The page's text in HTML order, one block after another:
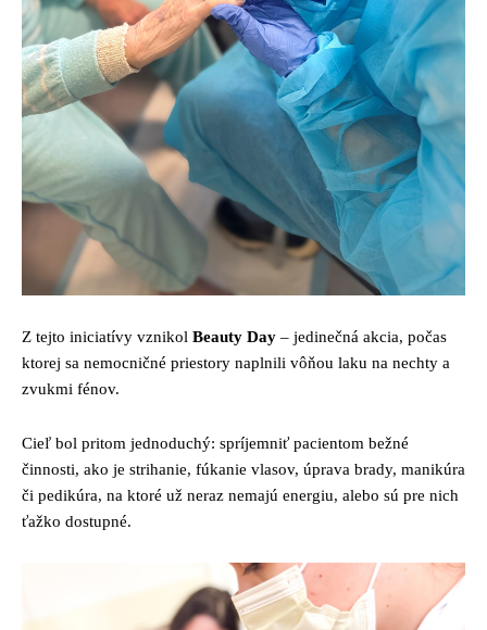
Z tejto iniciatívy vznikol Beauty Day – jedinečná akcia, počas
ktorej sa nemocničné priestory naplnili vôňou laku na nechty a
zvukmi fénov.
Cieľ bol pritom jednoduchý: spríjemniť pacientom bežné
činnosti, ako je strihanie, fúkanie vlasov, úprava brady, manikúra
či pedikúra, na ktoré už neraz nemajú energiu, alebo sú pre nich
ťažko dostupné.